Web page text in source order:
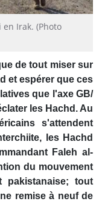
Irak. (Photo
de tout miser sur
et espérer que ces
que l'axe GB/
les Hachd. Au
s'attendent
les Hachd
Faleh al-
du mouvement
tout
remise à neuf de